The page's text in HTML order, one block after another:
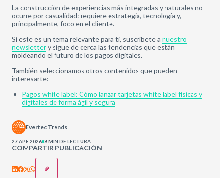
La construcción de experiencias más integradas y naturales no
ocurre por casualidad: requiere estrategia, tecnología y,
principalmente, foco en el cliente.
Si este es un tema relevante para ti, suscríbete a nuestro
newslettery sigue de cerca las tendencias que están
moldeando el futuro de los pagos digitales.
También seleccionamos otros contenidos que pueden
interesarte:
Pagos white label: Cómo lanzar tarjetas white label físicas y
digitales de forma ágil y segura
COMPARTIR PUBLICACIÓN
Evertec Trends
27 APR 2026 8 MIN DE LECTURA